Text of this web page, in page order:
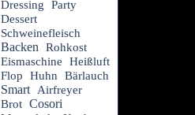
Dressing
Party
Dessert
Schweinefleisch
Backen
Rohkost
Eismaschine
Heißluft
Flop
Huhn Bärlauch
Smart
Airfreyer
Brot Cosori